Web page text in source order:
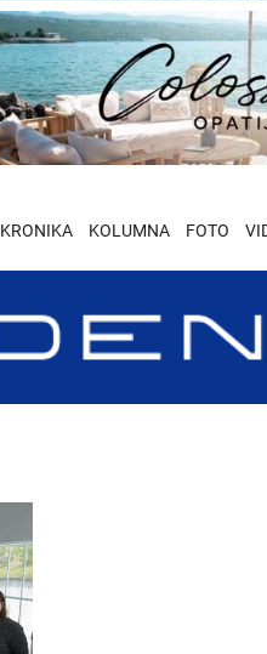
KRONIKA KOLUMNA FOTO